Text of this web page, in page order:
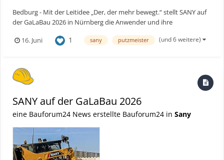
Bedburg - Mit der Leitidee „Der, der mehr bewegt.“ stellt SANY auf
der GaLaBau 2026 in Nürnberg die Anwender und ihre
Unternehmen neue Maschinen, eine erweiterte Produktpalette
16. Juni 1 sany putzmeister (und 6 weitere)
SANY auf der GaLaBau 2026
eine Bauforum24 News erstellte Bauforum24 in Sany